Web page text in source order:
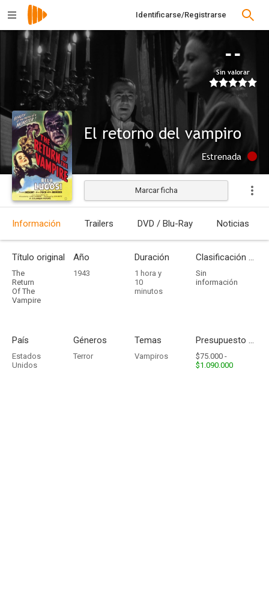
Identificarse/Registrarse
--
Sin valorar
El retorno del vampiro
Estrenada
Marcar ficha
Información Trailers DVD / Blu-Ray Noticias
Título original
The
Return
Of The
Vampire
Año
1943
Duración
1 hora y
10
minutos
Clasificación por edades
Sin
información
País
Estados
Unidos
Géneros
Terror
Temas
Vampiros
Presupuesto - Ingresos
$75.000 -
$1.090.000